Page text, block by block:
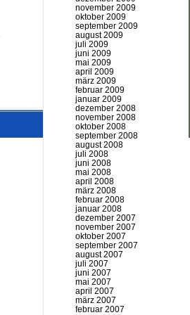
november 2009
oktober 2009
september 2009
august 2009
juli 2009
juni 2009
mai 2009
april 2009
märz 2009
februar 2009
januar 2009
dezember 2008
november 2008
oktober 2008
september 2008
august 2008
juli 2008
juni 2008
mai 2008
april 2008
märz 2008
februar 2008
januar 2008
dezember 2007
november 2007
oktober 2007
september 2007
august 2007
juli 2007
juni 2007
mai 2007
april 2007
märz 2007
februar 2007